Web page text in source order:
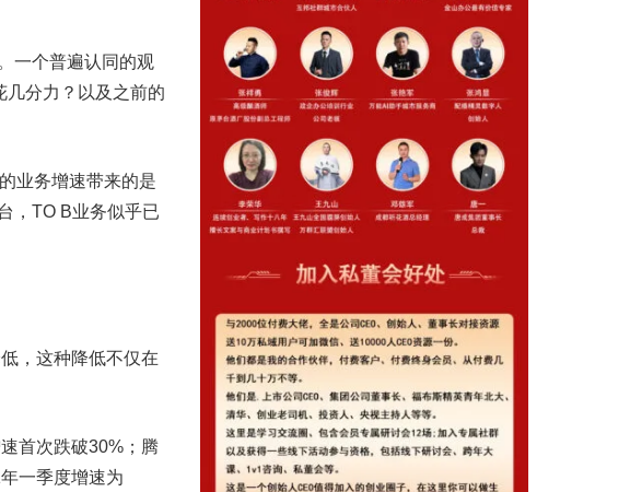
一个普遍认同的观
分力？以及之前的
业务增速带来的是
，TO B业务似乎已
，这种降低不仅在
首次跌破30%；腾
一季度增速为